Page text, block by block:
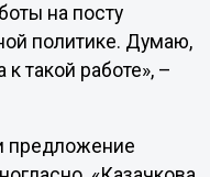
на посту
политике. Думаю,
такой работе», –
предложение